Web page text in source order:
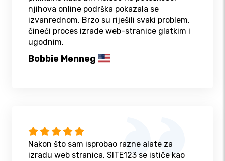
njihova online podrška pokazala se
izvanrednom. Brzo su riješili svaki problem,
čineći proces izrade web-stranice glatkim i
ugodnim.
Bobbie Menneg
Nakon što sam isprobao razne alate za
izradu web stranica, SITE123 se ističe kao